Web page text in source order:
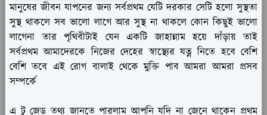
মানুষের জীবন যাপনের জন্য সর্বপ্রথম যেটি দরকার সেটি হলো সুস্থতা
সুস্থ থাকলে সব ভালো লাগে আর সুস্থ না থাকলে কোন কিছুই ভালো
লাগেনা তার পৃথিবীটাই যেন একটি জাহান্নাম হয়ে দাঁড়ায় তাই
সর্বপ্রথম আমাদেরকে নিজের দেহের স্বাস্থ্যের যত্ন নিতে হবে বেশি
বেশি তবে এই রোগ বালাই থেকে মুক্তি পাব আমরা আমরা প্রসব
সম্পর্কে
এ টু জেড তথ্য জানতে পারলাম আপনি যদি না জেনে থাকেন প্রথম